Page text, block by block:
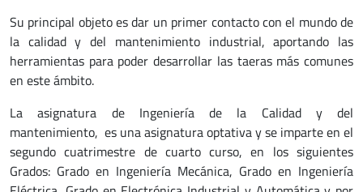
Su principal objeto es dar un primer contacto con el mundo de
la calidad y del mantenimiento industrial, aportando las
herramientas para poder desarrollar las taeras más comunes
en este ámbito.
La asignatura de Ingeniería de la Calidad y del
mantenimiento, es una asignatura optativa y se imparte en el
segundo cuatrimestre de cuarto curso, en los siguientes
Grados: Grado en Ingeniería Mecánica, Grado en Ingeniería